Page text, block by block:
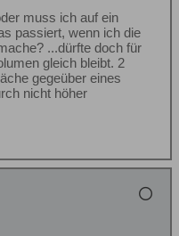
muss ich auf ein
passiert, wenn ich die
...dürfte doch für
gleich bleibt. 2
gegeüber eines
nicht höher